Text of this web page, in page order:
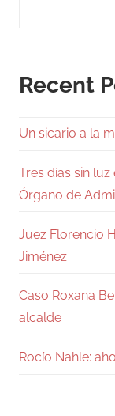
Recent
Un sicario a la
Tres días sin
Órgano de
Juez Florencio
Jiménez
Caso Roxana
alcalde
Rocío Nahle: